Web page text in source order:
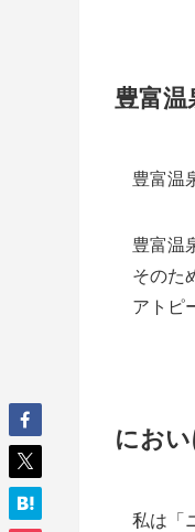
豊富温
豊富温
豊富温
そのた
アトピ
にお
私は「